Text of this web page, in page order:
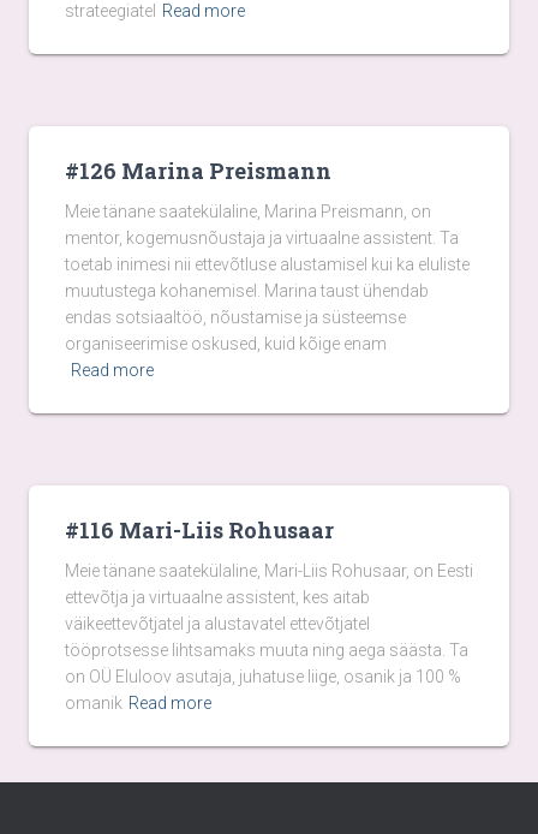
strateegiatel Read more
#126 Marina Preismann
Meie tänane saatekülaline, Marina Preismann, on
mentor, kogemusnõustaja ja virtuaalne assistent. Ta
toetab inimesi nii ettevõtluse alustamisel kui ka eluliste
muutustega kohanemisel. Marina taust ühendab
endas sotsiaaltöö, nõustamise ja süsteemse
organiseerimise oskused, kuid kõige enam
Read more
#116 Mari-Liis Rohusaar
Meie tänane saatekülaline, Mari-Liis Rohusaar, on Eesti
ettevõtja ja virtuaalne assistent, kes aitab
väikeettevõtjatel ja alustavatel ettevõtjatel
tööprotsesse lihtsamaks muuta ning aega säästa. Ta
on OÜ Eluloov asutaja, juhatuse liige, osanik ja 100 %
omanik Read more